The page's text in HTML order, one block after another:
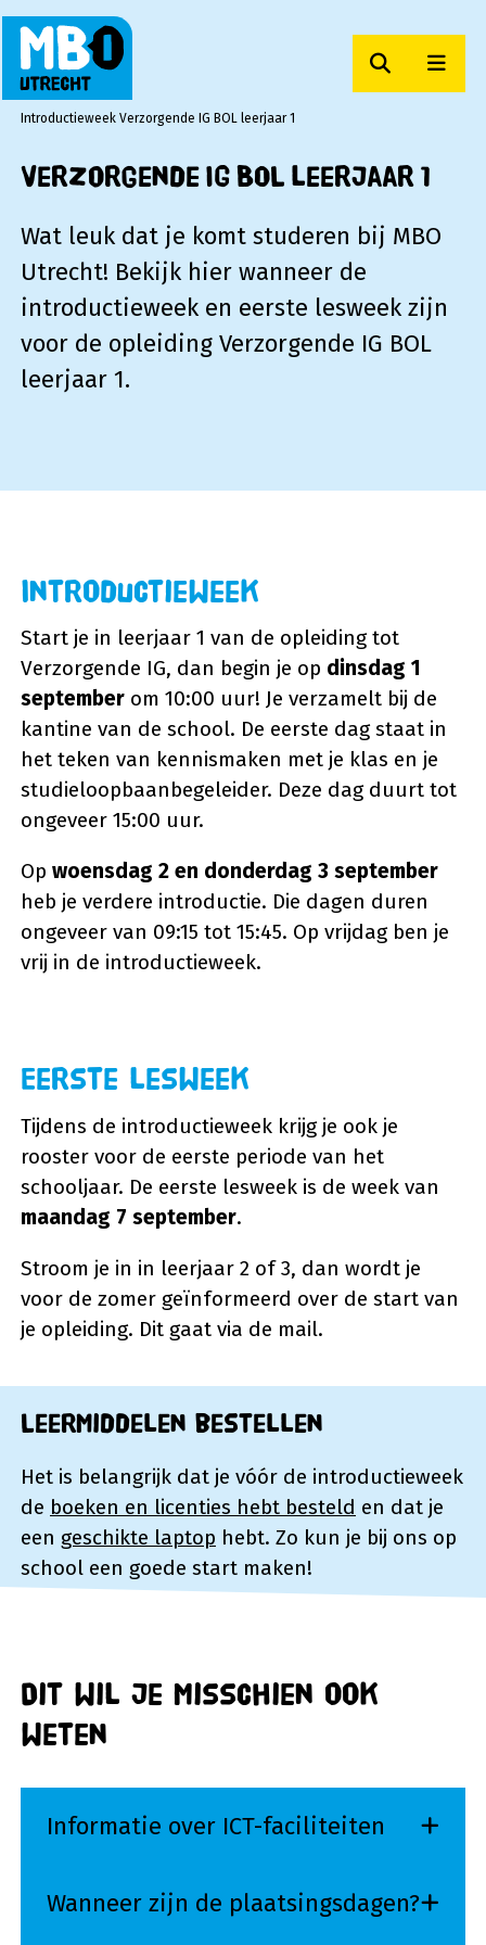
MBO Utrecht
Zoeken
Introductieweek Verzorgende IG BOL leerjaar 1
Verzorgende IG BOL leerjaar 1
Wat leuk dat je komt studeren bij MBO
Utrecht! Bekijk hier wanneer de
introductieweek en eerste lesweek zijn
voor de opleiding Verzorgende IG BOL
leerjaar 1.
Introductieweek
Start je in leerjaar 1 van de opleiding tot
Verzorgende IG, dan begin je op dinsdag 1
september om 10:00 uur! Je verzamelt bij de
kantine van de school. De eerste dag staat in
het teken van kennismaken met je klas en je
studieloopbaanbegeleider. Deze dag duurt tot
ongeveer 15:00 uur.
Op woensdag 2 en donderdag 3 september
heb je verdere introductie. Die dagen duren
ongeveer van 09:15 tot 15:45. Op vrijdag ben je
vrij in de introductieweek.
Eerste lesweek
Tijdens de introductieweek krijg je ook je
rooster voor de eerste periode van het
schooljaar. De eerste lesweek is de week van
maandag 7 september.
Stroom je in in leerjaar 2 of 3, dan wordt je
voor de zomer geïnformeerd over de start van
je opleiding. Dit gaat via de mail.
Leermiddelen bestellen
Het is belangrijk dat je vóór de introductieweek
de boeken en licenties hebt besteld en dat je
een geschikte laptop hebt. Zo kun je bij ons op
school een goede start maken!
Dit wil je misschien ook
weten
Informatie over ICT-faciliteiten
Wanneer zijn de plaatsingsdagen?